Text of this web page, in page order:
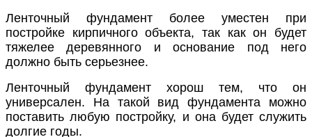
Ленточный фундамент более уместен при
постройке кирпичного объекта, так как он будет
тяжелее деревянного и основание под него
должно быть серьезнее.
Ленточный фундамент хорош тем, что он
универсален. На такой вид фундамента можно
поставить любую постройку, и она будет служить
долгие годы.